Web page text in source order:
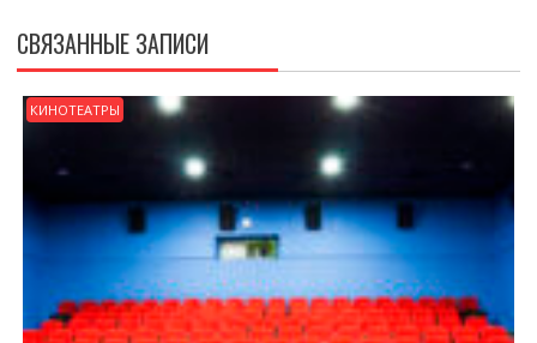
СВЯЗАННЫЕ ЗАПИСИ
КИНОТЕАТРЫ